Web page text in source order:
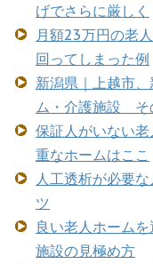
げでさらに厳しく
月額23万円の老
回ってしまった例
新潟県｜上越市
ム・介護施設 そ
保証人がいない
重なホームはここ
人工透析が必要
ツ
良い老人ホーム
施設の見極め方